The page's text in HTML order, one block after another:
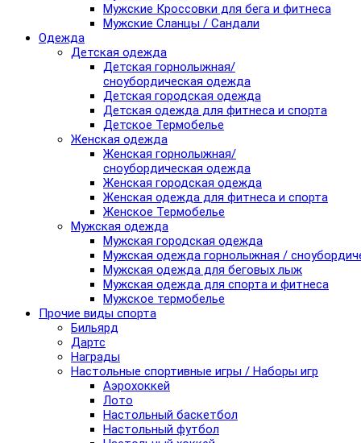
Мужские Кроссовки для бега и фитнеса
Мужские Сланцы / Сандали
Одежда
Детская одежда
Детская горнолыжная/
сноубордическая одежда
Детская городская одежда
Детская одежда для фитнеса и спорта
Детское Термобелье
Женская одежда
Женская горнолыжная/
сноубордическая одежда
Женская городская одежда
Женская одежда для фитнеса и спорта
Женское Термобелье
Мужская одежда
Мужская городская одежда
Мужская одежда горнолыжная /
Мужская одежда для беговых лыж
Мужская одежда для спорта и фитнеса
Мужское термобелье
Прочие виды спорта
Бильярд
Дартс
Награды
Настольные спортивные игры / Наборы игр
Аэрохоккей
Лото
Настольный баскетбол
Настольный футбол